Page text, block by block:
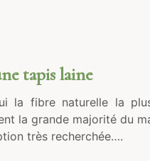
tapis laine
la fibre naturelle la
la grande majorité du
très recherchée….